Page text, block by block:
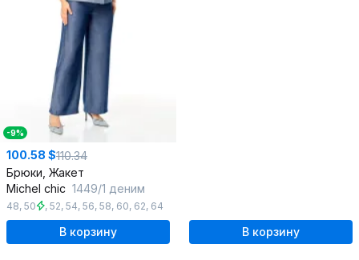
-9%
100.58 $110.34
Брюки, Жакет
Michel chic 1449/1 деним
48, 50 , 52, 54, 56, 58, 60, 62, 64
В корзину В корзину